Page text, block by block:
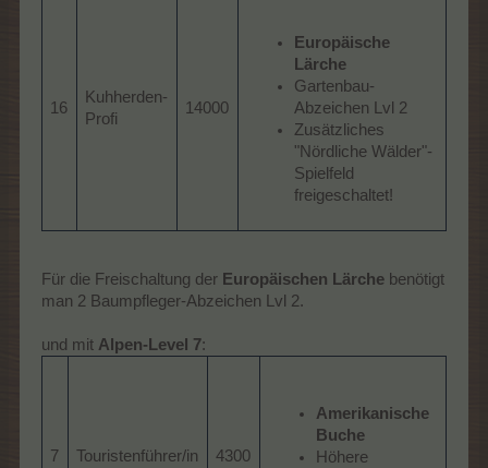
16
Kuhherden-
Profi
14000
Europäische
Lärche
Gartenbau-
Abzeichen Lvl 2
Zusätzliches
"Nördliche Wälder"-
Spielfeld
freigeschaltet!
Für die Freischaltung der Europäischen Lärche benötigt
man 2 Baumpfleger-Abzeichen Lvl 2.
und mit Alpen-Level 7:
7 Touristenführer/in 4300
Amerikanische
Buche
Höhere